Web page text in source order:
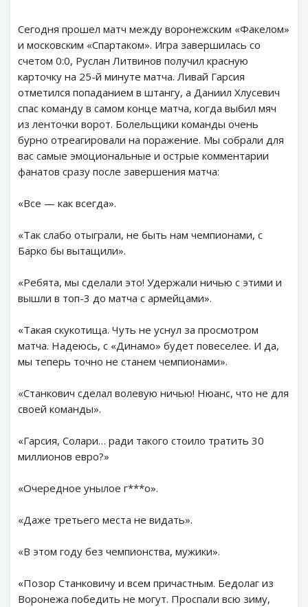
Сегодня прошел матч между воронежским «Факелом»
и московским «Спартаком». Игра завершилась со
счетом 0:0, Руслан Литвинов получил красную
карточку на 25-й минуте матча. Ливай Гарсия
отметился попаданием в штангу, а Даниил Хлусевич
спас команду в самом конце матча, когда выбил мяч
из ленточки ворот. Болельщики команды очень
бурно отреагировали на поражение. Мы собрали для
вас самые эмоциональные и острые комментарии
фанатов сразу после завершения матча:
«Все — как всегда».
«Так слабо отыграли, не быть нам чемпионами, с
Барко бы вытащили».
«Ребята, мы сделали это! Удержали ничью с этими и
вышли в топ-3 до матча с армейцами».
«Такая скукотища. Чуть не уснул за просмотром
матча. Надеюсь, с «Динамо» будет повеселее. И да,
мы теперь точно не станем чемпионами».
«Станкович сделал волевую ничью! Нюанс, что не для
своей команды».
«Гарсия, Солари… ради такого стоило тратить 30
миллионов евро?»
«Очередное унылое г***о».
«Даже третьего места не видать».
«В этом году без чемпионства, мужики».
«Позор Станковичу и всем причастным. Бедолаг из
Воронежа победить не могут. Проспали всю зиму,